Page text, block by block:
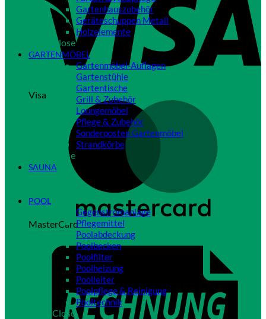
Visa
MasterCard
Gartenhauszubehör
Geräteschuppen Metall
Holzelemente
Close
GARTENMÖBEL
Gartenmöbel-Auflagen
Gartenstühle
Gartentische
Grill & Zubehör
Loungemöbel
Pflege & Zubehör
Sonderposten Gartenmöbel
Strandkörbe
Close
SAUNA
POOL
Gegenstromanlage
Pflegemittel
Poolabdeckung
Poolbecken
Poolfilter
Poolheizung
Poolleiter
Poolpflege & Reinigung
Pooltechnik
Close